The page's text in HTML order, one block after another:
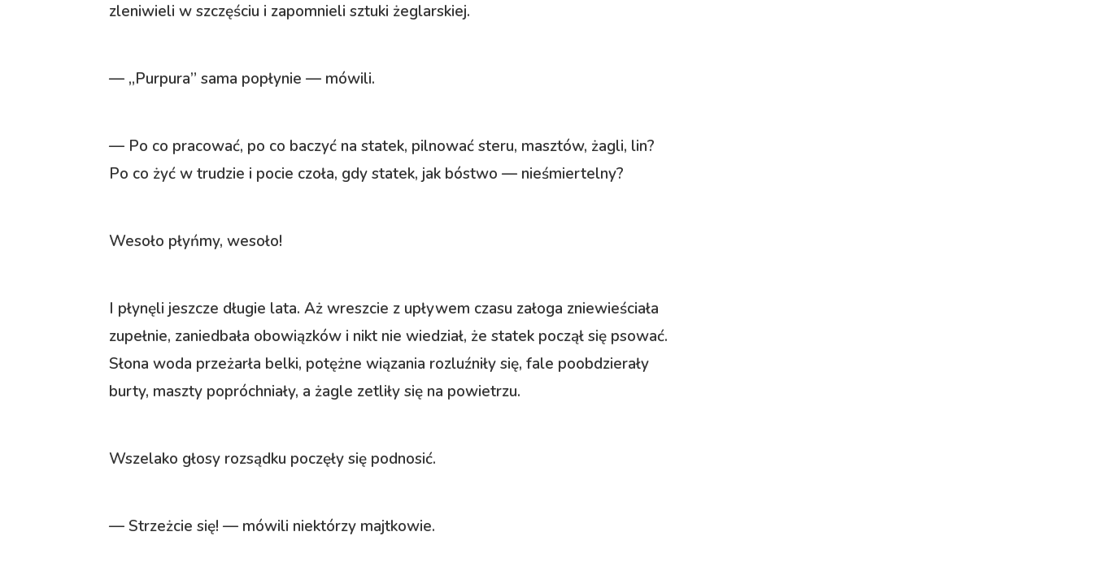
zleniwieli w szczęściu i zapomnieli sztuki żeglarskiej.
— „Purpura” sama popłynie — mówili.
— Po co pracować, po co baczyć na statek, pilnować steru, masztów, żagli, lin?
Po co żyć w trudzie i pocie czoła, gdy statek, jak bóstwo — nieśmiertelny?
Wesoło płyńmy, wesoło!
I płynęli jeszcze długie lata. Aż wreszcie z upływem czasu załoga zniewieściała
zupełnie, zaniedbała obowiązków i nikt nie wiedział, że statek począł się psować.
Słona woda przeżarła belki, potężne wiązania rozluźniły się, fale poobdzierały
burty, maszty popróchniały, a żagle zetliły się na powietrzu.
Wszelako głosy rozsądku poczęły się podnosić.
— Strzeżcie się! — mówili niektórzy majtkowie.